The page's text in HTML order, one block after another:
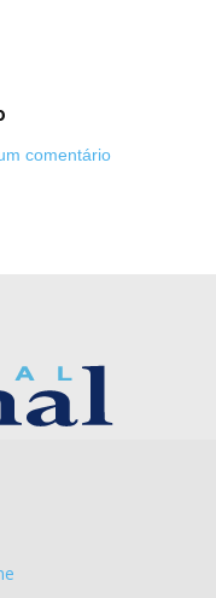
comentário